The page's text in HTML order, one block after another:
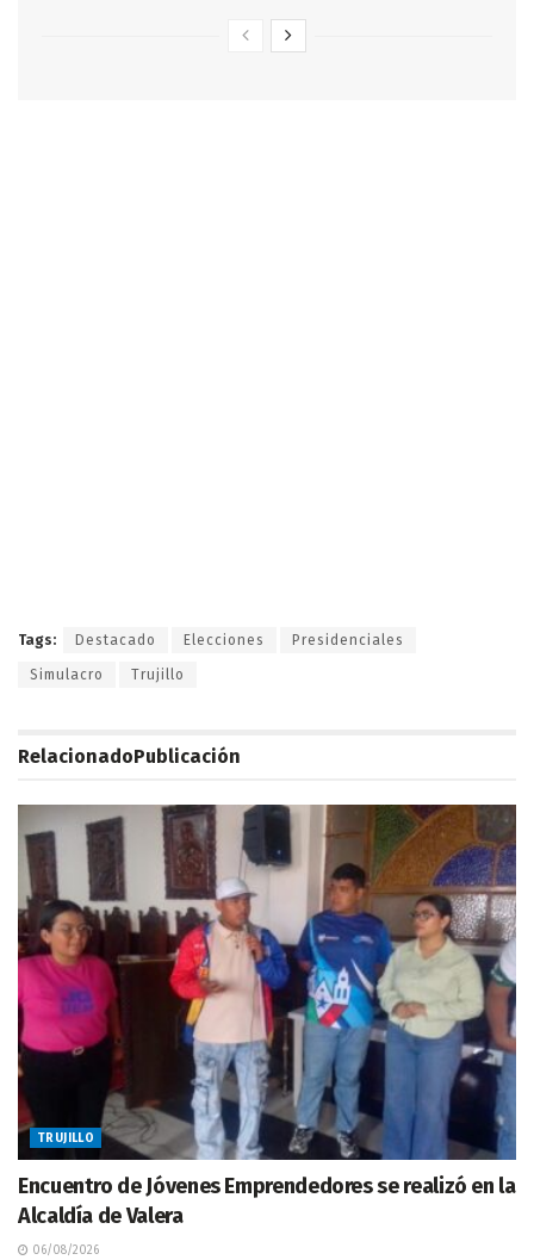
Tags: Destacado Elecciones Presidenciales
Simulacro Trujillo
RelacionadoPublicación
TRUJILLO
Encuentro de Jóvenes Emprendedores se realizó en la
Alcaldía de Valera
06/08/2026